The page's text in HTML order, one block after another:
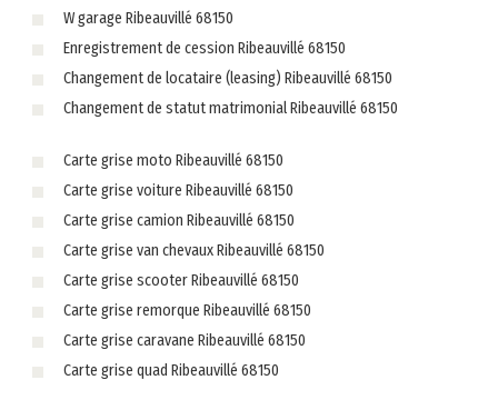
W garage Ribeauvillé 68150
Enregistrement de cession Ribeauvillé 68150
Changement de locataire (leasing) Ribeauvillé 68150
Changement de statut matrimonial Ribeauvillé 68150
Carte grise moto Ribeauvillé 68150
Carte grise voiture Ribeauvillé 68150
Carte grise camion Ribeauvillé 68150
Carte grise van chevaux Ribeauvillé 68150
Carte grise scooter Ribeauvillé 68150
Carte grise remorque Ribeauvillé 68150
Carte grise caravane Ribeauvillé 68150
Carte grise quad Ribeauvillé 68150